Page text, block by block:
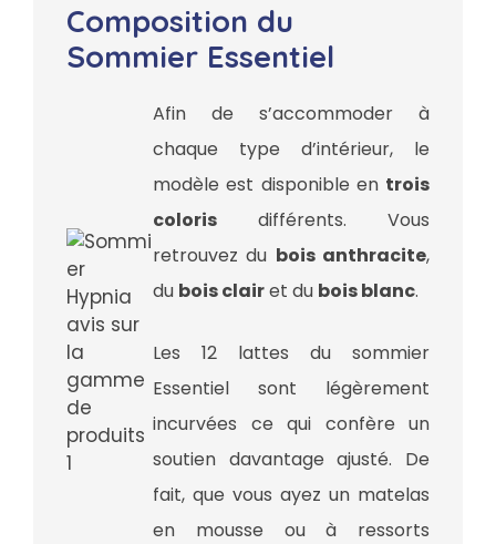
Composition du
Sommier Essentiel
Afin de s’accommoder à
chaque type d’intérieur, le
modèle est disponible en trois
coloris différents. Vous
retrouvez du bois anthracite,
du bois clairet du bois blanc.
Les 12 lattes du sommier
Essentiel sont légèrement
incurvées ce qui confère un
soutien davantage ajusté. De
fait, que vous ayez un matelas
en mousse ou à ressorts